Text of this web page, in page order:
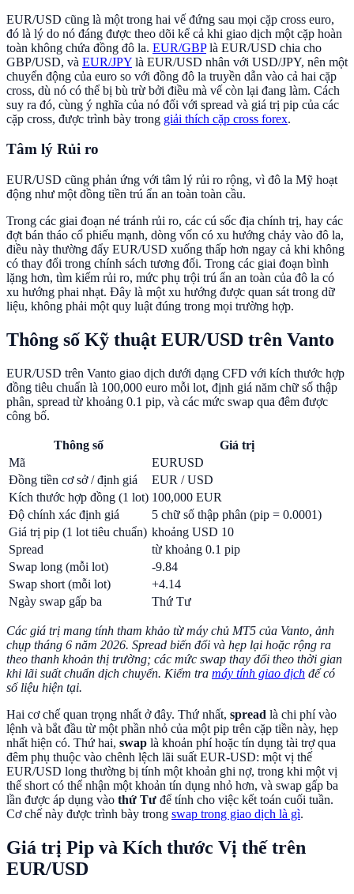
EUR/USD cũng là một trong hai vế đứng sau mọi cặp cross euro,
đó là lý do nó đáng được theo dõi kể cả khi giao dịch một cặp hoàn
toàn không chứa đồng đô la. EUR/GBPlà EUR/USD chia cho
GBP/USD, và EUR/JPY là EUR/USD nhân với USD/JPY, nên một
chuyển động của euro so với đồng đô la truyền dẫn vào cả hai cặp
cross, dù nó có thể bị bù trừ bởi điều mà vế còn lại đang làm. Cách
suy ra đó, cùng ý nghĩa của nó đối với spread và giá trị pip của các
cặp cross, được trình bày trong giải thích cặp cross forex.
Tâm lý Rủi ro
EUR/USD cũng phản ứng với tâm lý rủi ro rộng, vì đô la Mỹ hoạt
động như một đồng tiền trú ẩn an toàn toàn cầu.
Trong các giai đoạn né tránh rủi ro, các cú sốc địa chính trị, hay các
đợt bán tháo cổ phiếu mạnh, dòng vốn có xu hướng chảy vào đô la,
điều này thường đẩy EUR/USD xuống thấp hơn ngay cả khi không
có thay đổi trong chính sách tương đối. Trong các giai đoạn bình
lặng hơn, tìm kiếm rủi ro, mức phụ trội trú ẩn an toàn của đô la có
xu hướng phai nhạt. Đây là một xu hướng được quan sát trong dữ
liệu, không phải một quy luật đúng trong mọi trường hợp.
Thông số Kỹ thuật EUR/USD trên Vanto
EUR/USD trên Vanto giao dịch dưới dạng CFD với kích thước hợp
đồng tiêu chuẩn là 100,000 euro mỗi lot, định giá năm chữ số thập
phân, spread từ khoảng 0.1 pip, và các mức swap qua đêm được
công bố.
Thông số
Giá trị
Mã
EURUSD
Đồng tiền cơ sở / định giá
EUR / USD
Kích thước hợp đồng (1 lot) 100,000 EUR
Độ chính xác định giá
5 chữ số thập phân (pip = 0.0001)
Giá trị pip (1 lot tiêu chuẩn) khoảng USD 10
Spread
từ khoảng 0.1 pip
Swap long (mỗi lot)
-9.84
Swap short (mỗi lot)
+4.14
Ngày swap gấp ba
Thứ Tư
Các giá trị mang tính tham khảo từ máy chủ MT5 của Vanto, ảnh
chụp tháng 6 năm 2026. Spread biến đổi và hẹp lại hoặc rộng ra
theo thanh khoản thị trường; các mức swap thay đổi theo thời gian
khi lãi suất chuẩn dịch chuyển. Kiểm tra máy tính giao dịch để có
số liệu hiện tại.
Hai cơ chế quan trọng nhất ở đây. Thứ nhất, spread là chi phí vào
lệnh và bắt đầu từ một phần nhỏ của một pip trên cặp tiền này, hẹp
nhất hiện có. Thứ hai, swap là khoản phí hoặc tín dụng tài trợ qua
đêm phụ thuộc vào chênh lệch lãi suất EUR-USD: một vị thế
EUR/USD long thường bị tính một khoản ghi nợ, trong khi một vị
thế short có thể nhận một khoản tín dụng nhỏ hơn, và swap gấp ba
lần được áp dụng vào thứ Tư để tính cho việc kết toán cuối tuần.
Cơ chế này được trình bày trong swap trong giao dịch là gì.
Giá trị Pip và Kích thước Vị thế trên
EUR/USD